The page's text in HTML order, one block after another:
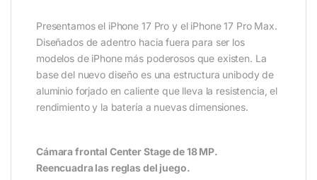
Presentamos el iPhone 17 Pro y el iPhone 17 Pro Max.
Diseñados de adentro hacia fuera para ser los
modelos de iPhone más poderosos que existen. La
base del nuevo diseño es una estructura unibody de
aluminio forjado en caliente que lleva la resistencia, el
rendimiento y la batería a nuevas dimensiones.
Cámara frontal Center Stage de 18 MP.
Reencuadra las reglas del juego.